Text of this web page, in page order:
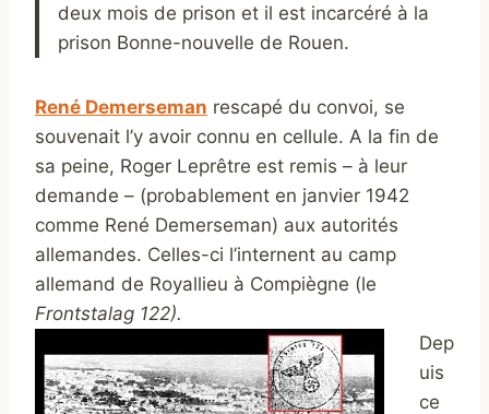
deux mois de prison et il est incarcéré à la
prison Bonne-nouvelle de Rouen.
René Demerseman rescapé du convoi, se
souvenait l’y avoir connu en cellule. A la fin de
sa peine, Roger Leprêtre est remis – à leur
demande – (probablement en janvier 1942
comme René Demerseman) aux autorités
allemandes. Celles-ci l’internent au camp
allemand de Royallieu à Compiègne (le
Frontstalag 122).
Dep
uis
ce